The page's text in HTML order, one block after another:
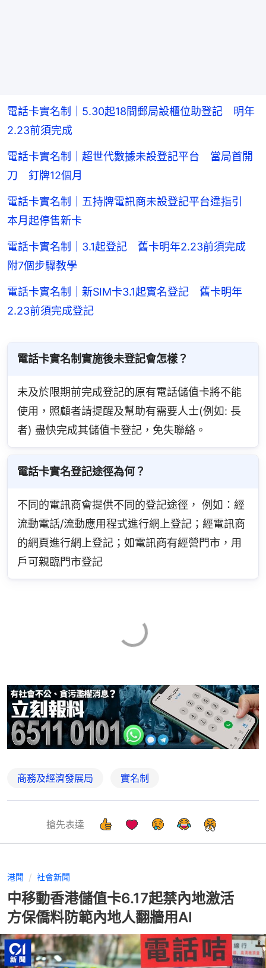
電話卡實名制｜5.30起18間郵局設櫃位助登記 明年
2.23前須完成
電話卡實名制｜超世代數據未設登記平台 當局首開
刀 釘牌12個月
電話卡實名制｜五持牌電訊商未設登記平台違指引
本月起停售新卡
電話卡實名制｜3.1起登記 舊卡明年2.23前須完成
附7個步驟教學
電話卡實名制｜新SIM卡3.1起實名登記 舊卡明年
2.23前須完成登記
電話卡實名制實施後未登記會怎樣？
未及於限期前完成登記的原有電話儲值卡將不能
使用，照顧者請提醒及幫助有需要人士(例如: 長
者) 盡快完成其儲值卡登記，免失聯絡。
電話卡實名登記途徑為何？
不同的電訊商會提供不同的登記途徑， 例如：經
流動電話/流動應用程式進行網上登記；經電訊商
的網頁進行網上登記；如電訊商有經營門市，用
戶可親臨門市登記
商務及經濟發展局 實名制
搶先表達
港聞 社會新聞
中移動香港儲值卡6.17起禁內地激活
方保僑料防範內地人翻牆用AI